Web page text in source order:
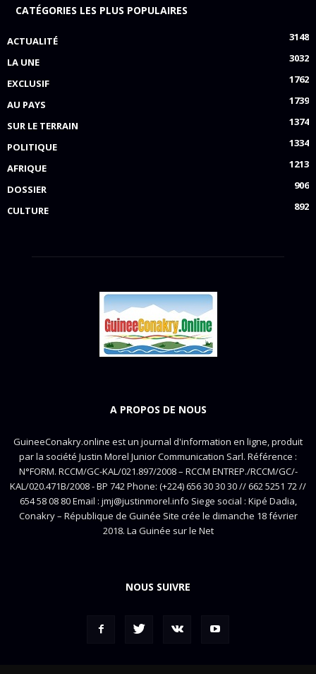
CATÉGORIES LES PLUS POPULAIRES
ACTUALITÉ
3148
LA UNE
3032
EXCLUSIF
1762
AU PAYS
1739
SUR LE TERRAIN
1374
POLITIQUE
1334
AFRIQUE
1213
DOSSIER
906
CULTURE
892
A PROPOS DE NOUS
GuineeConakry.online est un journal d'information en ligne, produit
par la société Justin Morel Junior Communication Sarl. Référence :
N°FORM. RCCM/GC-KAL/021.897/2008 – RCCM ENTREP./RCCM/GC/-
KAL/020.471B/2008 - BP 742 Phone: (+224) 656 30 30 30 // 662 5251 72 //
654 58 08 80 Email : jmj@justinmorel.info Siege social : Kipé Dadia,
Conakry – République de Guinée Site crée le dimanche 18 février
2018. La Guinée sur le Net
NOUS SUIVRE